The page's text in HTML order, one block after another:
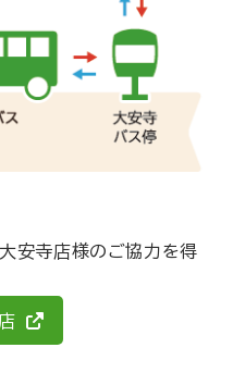
大安寺店様のご協力を得